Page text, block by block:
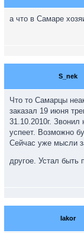
а что в Самаре
S_nek
Что то Самарцы
заказал 19 июня
31.10.2010г.
успеет. Возможно
Сейчас уже мысли
другое. Устал
Iakor